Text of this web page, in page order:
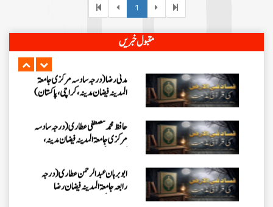
1
مقبول خبریں
عبد الرسول (درجہ خامسہ مرکزی
جامعۃ المدینہ فیضان مدینہ ،کراچی
مدنی رضا(درجہ سادسہ مرکز ی جامعۃ
المدینہ فیضان مدینہ ،کراچی،پاکستان)
حافظ محمد مصطفٰی عطاری (درجہ سادسہ
مرکزی جامعۃالمدينہ فیضان مدینہ،
کراچی،پاکستان)
ابو برہان عبدالرحمن عطاری (درجہ
رابعہ جامعۃالمدینہ فیضان رضا
،لاہور،پاکستان)